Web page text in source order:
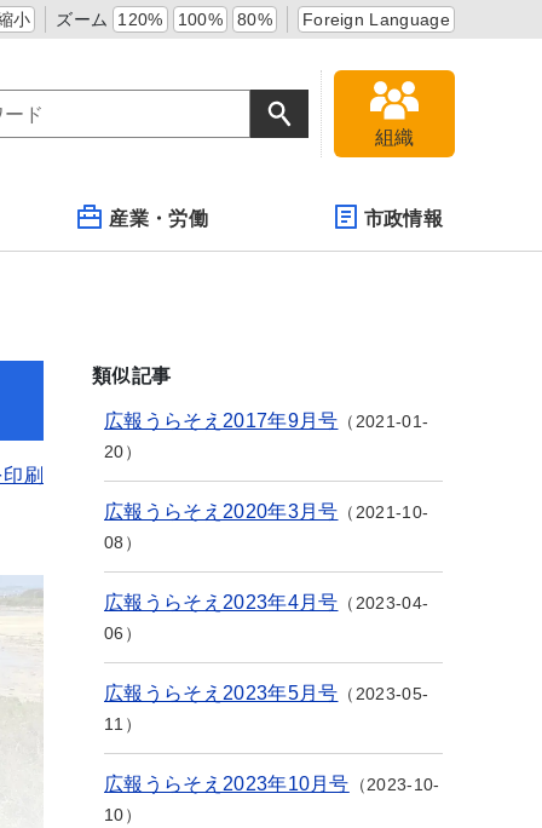
小 ズーム 120% 100% 80% Foreign Language
組織
産業・労働 市政情報
刷
類似記事
広報うらそえ2017年9月号
2021-01-
20
広報うらそえ2020年3月号
2021-10-
08
広報うらそえ2023年4月号
2023-04-
06
広報うらそえ2023年5月号
2023-05-
11
広報うらそえ2023年10月号
2023-10-
10